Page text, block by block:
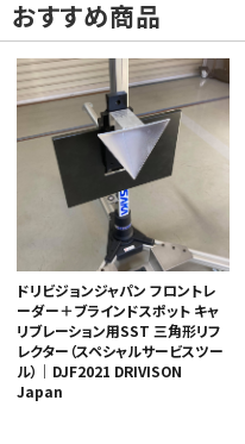
おすすめ商品
ドリビジョンジャパン フロントレ
ーダー＋ブラインドスポット キャ
リブレーション用SST 三角形リフ
レクター（スペシャルサービスツー
ル）｜DJF2021 DRIVISON
Japan